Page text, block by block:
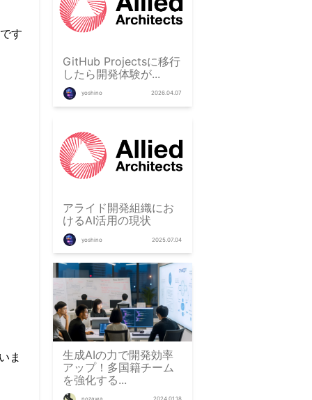
す
ま
GitHub Projectsに移行
したら開発体験が...
yoshino 2026.04.07
アライド開発組織にお
けるAI活用の現状
yoshino 2025.07.04
生成AIの力で開発効率
アップ！多国籍チーム
を強化する...